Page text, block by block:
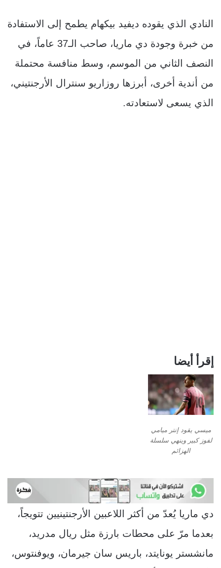
النادي الذي يقوده ديفيد بيكهام يطمح إلى الاستفادة
من خبرة وجودة دي ماريا، صاحب الـ37 عاماً، في
النصف الثاني من الموسم، وسط منافسة محتملة
من أندية أخرى، أبرزها روزاريو سنترال الأرجنتيني،
الذي يسعى لاستعادته.
إقرأ أيضا
ميسي يقود إنتر ميامي
لفوز كبير وينهي سلسلة
الهزائم
دي ماريا يُعدّ من أكثر اللاعبين الأرجنتينيين تتويجاً،
بعدما مرّ على محطات بارزة مثل ريال مدريد،
مانشستر يونايتد، باريس سان جيرمان، ويوفنتوس،